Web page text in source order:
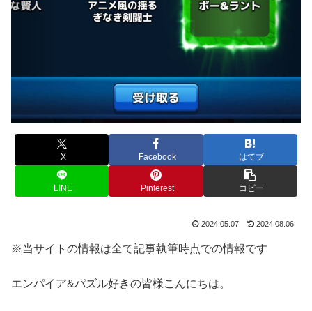
X Facebook はてブ
LINE Pinterest コピー
2024.05.07 2024.08.06
※当サイトの情報は全て記事執筆時点での情報です
エンパイア&パズル好きの皆様こんにちは。